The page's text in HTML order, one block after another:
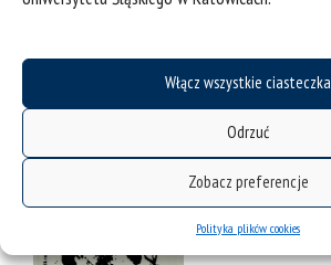
Włącz wszystkie ciasteczka
Odrzuć
Zobacz preferencje
Polityka plików cookies
Rok wydania: 2025
ISBN: 9788368440126